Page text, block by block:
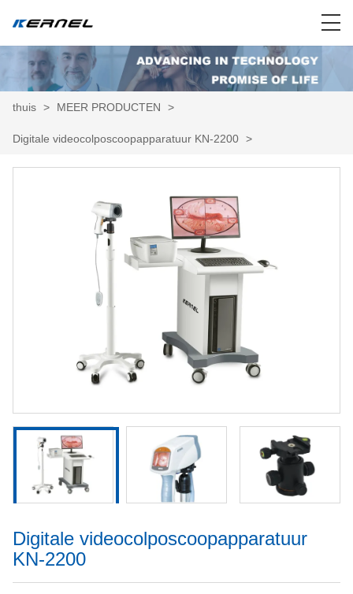
thuis > MEER PRODUCTEN >
Digitale videocolposcoopapparatuur KN-2200 >
Digitale videocolposcoopapparatuur
KN-2200